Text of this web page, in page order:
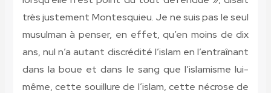
très justement Montesquieu. Je ne suis pas le seul
musulman à penser, en effet, qu’en moins de dix
ans, nul n’a autant discrédité l’islam en l’entraînant
dans la boue et dans le sang que l’islamisme lui-
même, cette souillure de l’islam, cette nécrose de